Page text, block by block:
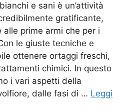
e sani è un’attività
gratificante,
alle prime armi che per i
le giuste tecniche e
ottenere ortaggi freschi,
chimici. In questo
i vari aspetti della
dalle fasi di … Leggi